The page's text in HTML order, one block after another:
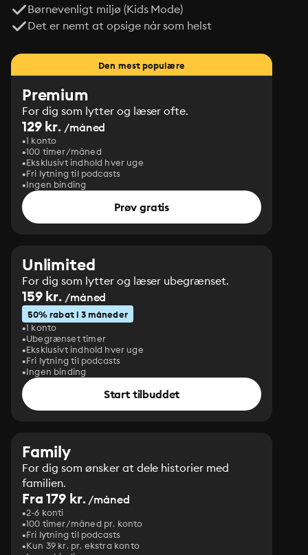
Børnevenligt miljø (Kids Mode)
Det er nemt at opsige når som helst
Den mest populære
Premium
For dig som lytter og læser ofte.
129 kr. /måned
1 konto
100 timer/måned
Eksklusivt indhold hver uge
Fri lytning til podcasts
Ingen binding
Prøv gratis
Unlimited
For dig som lytter og læser ubegrænset.
159 kr. /måned
50% rabat i 3 måneder
1 konto
Ubegrænset timer
Eksklusivt indhold hver uge
Fri lytning til podcasts
Ingen binding
Start tilbuddet
Family
For dig som ønsker at dele historier med
familien.
Fra 179 kr./måned
2-6 konti
100 timer/måned pr. konto
Fri lytning til podcasts
Kun 39 kr. pr. ekstra konto